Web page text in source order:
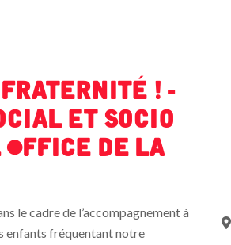
! -
et Socio
de la
le cadre de l’accompagnement à
enfants fréquentant notre